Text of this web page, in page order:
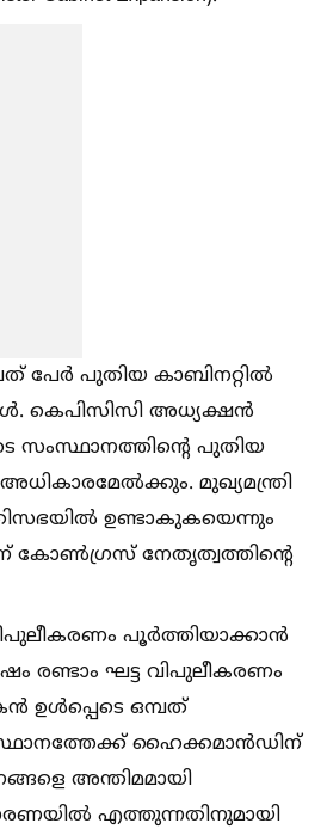
പേർ പുതിയ കാബിനറ്റില്‍
കെപിസിസി അധ്യക്ഷൻ
പുതിയ
മുഖ്യമന്ത്രി
ഉണ്ടാകുകയെന്നും
കോണ്‍ഗ്രസ് നേതൃത്വത്തിന്റെ
പൂർത്തിയാക്കാൻ
രണ്ടാം ഘട്ട വിപുലീകരണം
ഉള്‍പ്പെടെ ഒമ്പത്
ഹൈക്കമാൻഡിന്
അന്തിമമായി
എത്തുന്നതിനുമായി